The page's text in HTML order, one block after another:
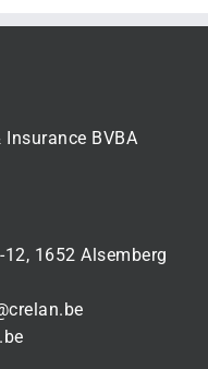
BVBA
1652 Alsemberg